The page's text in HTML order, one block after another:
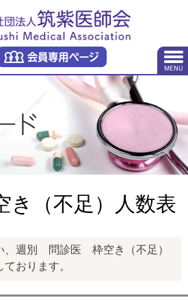
（不足）人数表
、週別 問診医 枠空き（不足）
おります。